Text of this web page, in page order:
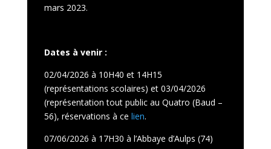
mars 2023.
Dates à venir :
02/04/2026 à 10H40 et 14H15
(représentations scolaires) et 03/04/2026
(représentation tout public au Quatro (Baud –
56), réservations à ce lien.
07/06/2026 à 17H30 à l’Abbaye d’Aulps (74)